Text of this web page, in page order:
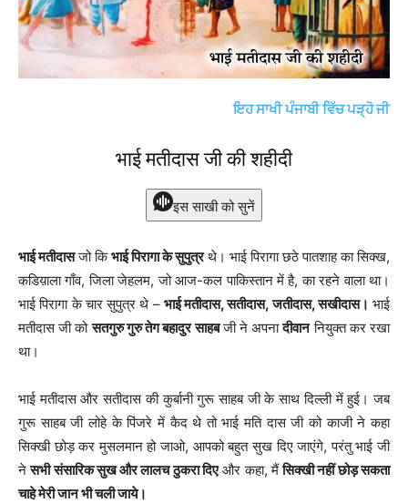
ਇਹ ਸਾਖੀ ਪੰਜਾਬੀ ਵਿੱਚ ਪੜ੍ਹੋ ਜੀ
भाई मतीदास जी की शहीदी
इस साखी को सुनें
भाई मतीदासजो किभाई पिरागा के सुपुत्रथे। भाई पिरागा छठे पातशाह का सिक्ख,
कडिय़ाला गाँव, जिला जेहलम, जो आज-कल पाकिस्तान में है, का रहने वाला था।
भाई पिरागा के चार सुपुत्र थे – भाई मतीदास, सतीदास, जतीदास, सखीदास। भाई
मतीदास जी कोसतगुरु गुरु तेग बहादुर साहबजी ने अपनादीवाननियुक्त कर रखा
था।
भाई मतीदास और सतीदास की कुर्बानी गुरू साहब जी के साथ दिल्ली में हुई। जब
गुरू साहब जी लोहे के पिंजरे में कैद थे तो भाई मति दास जी को काजी ने कहा
सिक्खी छोड़ कर मुसलमान हो जाओ, आपको बहुत सुख दिए जाएंगे, परंतु भाई जी
नेसभी संसारिक सुख और लालच ठुकरा दिएऔर कहा, मैंसिक्खी नहीं छोड़ सकता
चाहे मेरी जान भी चली जाये।